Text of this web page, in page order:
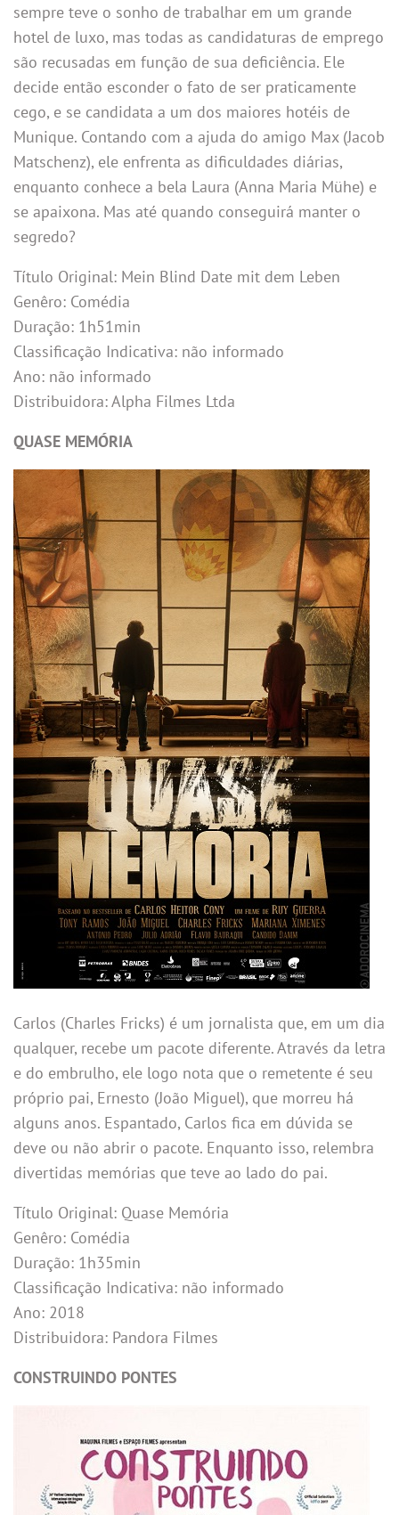
sempre teve o sonho de trabalhar em um grande
hotel de luxo, mas todas as candidaturas de emprego
são recusadas em função de sua deficiência. Ele
decide então esconder o fato de ser praticamente
cego, e se candidata a um dos maiores hotéis de
Munique. Contando com a ajuda do amigo Max (Jacob
Matschenz), ele enfrenta as dificuldades diárias,
enquanto conhece a bela Laura (Anna Maria Mühe) e
se apaixona. Mas até quando conseguirá manter o
segredo?
Título Original: Mein Blind Date mit dem Leben
Genêro: Comédia
Duração: 1h51min
Classificação Indicativa: não informado
Ano: não informado
Distribuidora: Alpha Filmes Ltda
QUASE MEMÓRIA
Carlos (Charles Fricks) é um jornalista que, em um dia
qualquer, recebe um pacote diferente. Através da letra
e do embrulho, ele logo nota que o remetente é seu
próprio pai, Ernesto (João Miguel), que morreu há
alguns anos. Espantado, Carlos fica em dúvida se
deve ou não abrir o pacote. Enquanto isso, relembra
divertidas memórias que teve ao lado do pai.
Título Original: Quase Memória
Genêro: Comédia
Duração: 1h35min
Classificação Indicativa: não informado
Ano: 2018
Distribuidora: Pandora Filmes
CONSTRUINDO PONTES